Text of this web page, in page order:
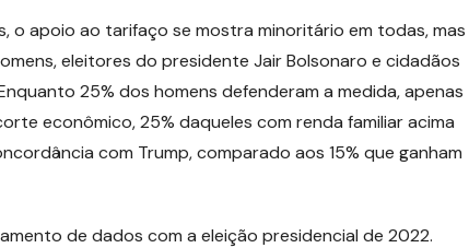
o apoio ao tarifaço se mostra minoritário em todas, mas
eleitores do presidente Jair Bolsonaro e cidadãos
25% dos homens defenderam a medida, apenas
econômico, 25% daqueles com renda familiar acima
com Trump, comparado aos 15% que ganham
de dados com a eleição presidencial de 2022.